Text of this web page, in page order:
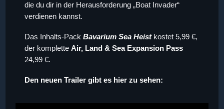
die du dir in der Herausforderung „Boat Invader“
verdienen kannst.
Das Inhalts-Pack Bavarium Sea Heistkostet 5,99 €,
der komplette Air, Land & Sea Expansion Pass
24,99 €.
Den neuen Trailer gibt es hier zu sehen: